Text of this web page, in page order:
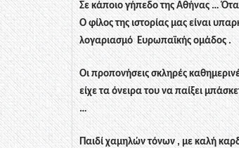
Σε κάποιο γήπεδο της Αθήνας …
Ο φίλος της ιστορίας μας είναι
λογαριασμό Ευρωπαϊκής ομάδος .
Οι προπονήσεις σκληρές
είχε τα όνειρα του να παίξει
…
Παιδί χαμηλών τόνων , με καλή